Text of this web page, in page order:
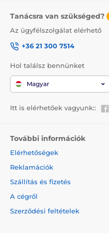
Tanácsra van szükséged?
Az ügyfélszolgálat elérhető
+36 21 300 7514
Hol találsz bennünket
Magyar
Itt is elérhetőek vagyunk::
További információk
Elérhetőségek
Reklamációk
Szállítás és fizetés
A cégről
Szerződési feltételek